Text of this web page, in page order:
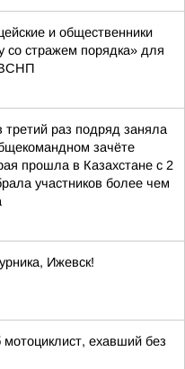
и общественники
со стражем порядка» для
раз подряд заняла
зачёте
прошла в Казахстане с 2
участников более чем
Ижевск!
ехавший без